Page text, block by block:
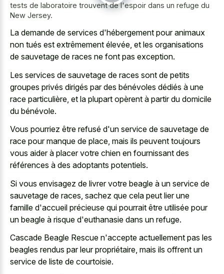
tests de laboratoire trouvent de l'espoir dans un refuge du
New Jersey.
La demande de services d'hébergement pour animaux
non tués est extrêmement élevée, et les organisations
de sauvetage de races ne font pas exception.
Les services de sauvetage de races sont de petits
groupes privés dirigés par des bénévoles dédiés à une
race particulière, et la plupart opèrent à partir du domicile
du bénévole.
Vous pourriez être refusé d'un service de sauvetage de
race pour manque de place, mais ils peuvent toujours
vous aider à placer votre chien en fournissant des
références à des adoptants potentiels.
Si vous envisagez de livrer votre beagle à un service de
sauvetage de races, sachez que cela peut lier une
famille d'accueil précieuse qui pourrait être utilisée pour
un beagle à risque d'euthanasie dans un refuge.
Cascade Beagle Rescue n'accepte actuellement pas les
beagles rendus par leur propriétaire, mais ils offrent un
service de liste de courtoisie.